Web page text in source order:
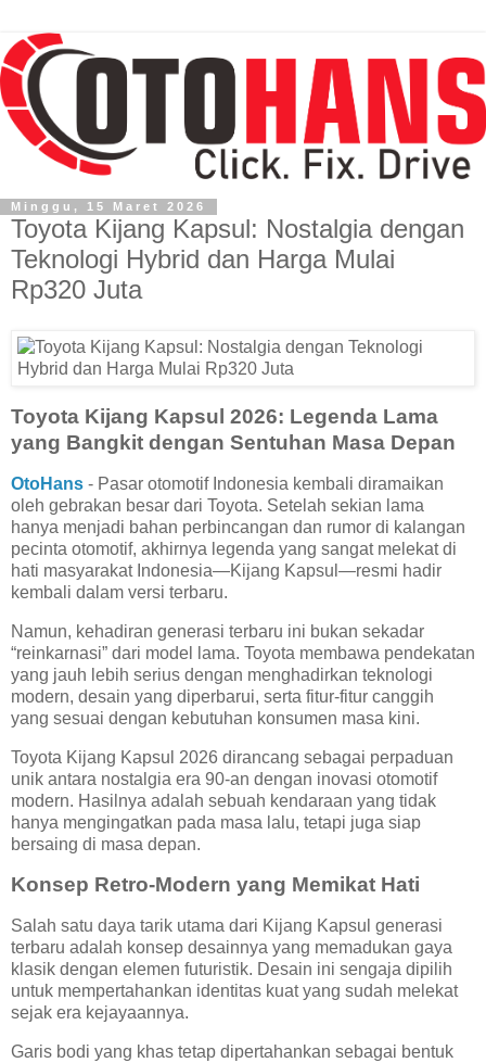
Minggu, 15 Maret 2026
Toyota Kijang Kapsul: Nostalgia dengan
Teknologi Hybrid dan Harga Mulai
Rp320 Juta
Toyota Kijang Kapsul 2026: Legenda Lama
yang Bangkit dengan Sentuhan Masa Depan
OtoHans - Pasar otomotif Indonesia kembali diramaikan
oleh gebrakan besar dari Toyota. Setelah sekian lama
hanya menjadi bahan perbincangan dan rumor di kalangan
pecinta otomotif, akhirnya legenda yang sangat melekat di
hati masyarakat Indonesia—Kijang Kapsul—resmi hadir
kembali dalam versi terbaru.
Namun, kehadiran generasi terbaru ini bukan sekadar
“reinkarnasi” dari model lama. Toyota membawa pendekatan
yang jauh lebih serius dengan menghadirkan teknologi
modern, desain yang diperbarui, serta fitur-fitur canggih
yang sesuai dengan kebutuhan konsumen masa kini.
Toyota Kijang Kapsul 2026 dirancang sebagai perpaduan
unik antara nostalgia era 90-an dengan inovasi otomotif
modern. Hasilnya adalah sebuah kendaraan yang tidak
hanya mengingatkan pada masa lalu, tetapi juga siap
bersaing di masa depan.
Konsep Retro-Modern yang Memikat Hati
Salah satu daya tarik utama dari Kijang Kapsul generasi
terbaru adalah konsep desainnya yang memadukan gaya
klasik dengan elemen futuristik. Desain ini sengaja dipilih
untuk mempertahankan identitas kuat yang sudah melekat
sejak era kejayaannya.
Garis bodi yang khas tetap dipertahankan sebagai bentuk